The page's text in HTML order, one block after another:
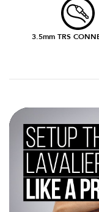
3.5mm TRS